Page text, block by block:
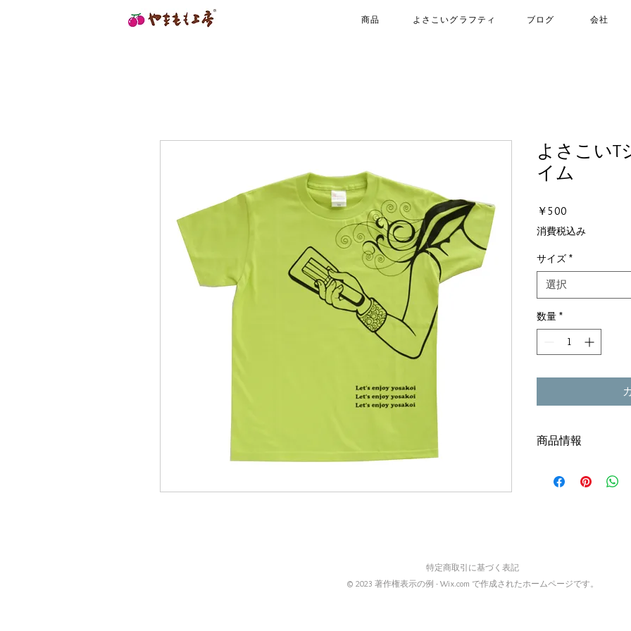
商品 よさこいグラフティ ブログ 会社
よさこいT
イム
￥500
格
消費税込み
サイズ *
選択
数量 *
商品情報
カラー：ライム
特定商取引に基づく表記
© 2023 著作権表示の例 - Wix.com で作成されたホームページです。